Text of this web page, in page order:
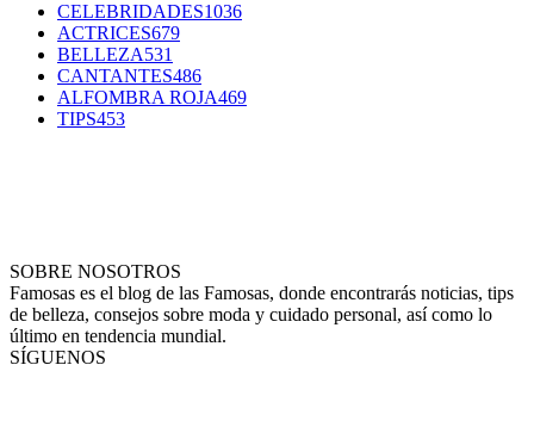
CELEBRIDADES1036
ACTRICES679
BELLEZA531
CANTANTES486
ALFOMBRA ROJA469
TIPS453
SOBRE NOSOTROS
Famosas es el blog de las Famosas, donde encontrarás noticias, tips
de belleza, consejos sobre moda y cuidado personal, así como lo
último en tendencia mundial.
SÍGUENOS